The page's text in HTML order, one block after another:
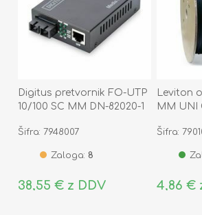
Digitus pretvornik FO-UTP
10/100 SC MM DN-82020-1
Šifra: 7948007
Zaloga: 8
38,55 € z DDV
Leviton
MM UNI
Šifra:
4,86 €